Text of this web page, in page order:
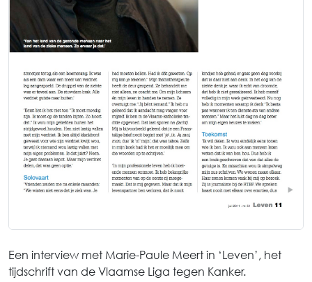
Een interview met Marie-Paule Meert in ‘Leven’, het
tijdschrift van de Vlaamse Liga tegen Kanker.